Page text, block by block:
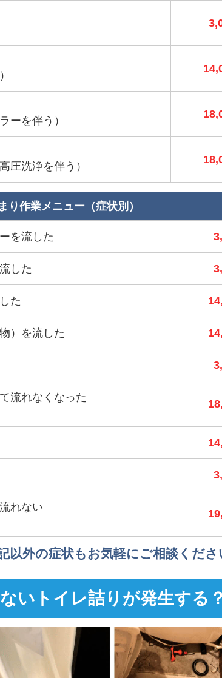
ーを伴う）
圧洗浄を伴う）
り作業メニュー（症状別）
を流した
した
た
）を流した
流れなくなった
れない
以外の症状もお気軽にご相談くださ
いトイレ詰りが発生する